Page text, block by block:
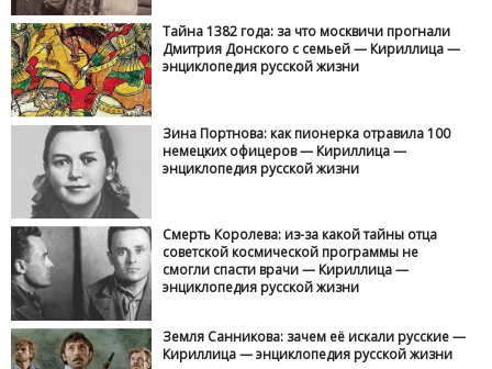
Тайна 1382 года: за что москвичи прогнали
Дмитрия Донского с семьей — Кириллица —
энциклопедия русской жизни
Зина Портнова: как пионерка отравила 100
немецких офицеров — Кириллица —
энциклопедия русской жизни
Смерть Королева: из-за какой тайны отца
советской космической программы не
смогли спасти врачи — Кириллица —
энциклопедия русской жизни
Земля Санникова: зачем её искали русские —
Кириллица — энциклопедия русской жизни